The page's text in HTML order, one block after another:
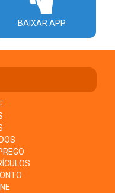
BAIXAR APP